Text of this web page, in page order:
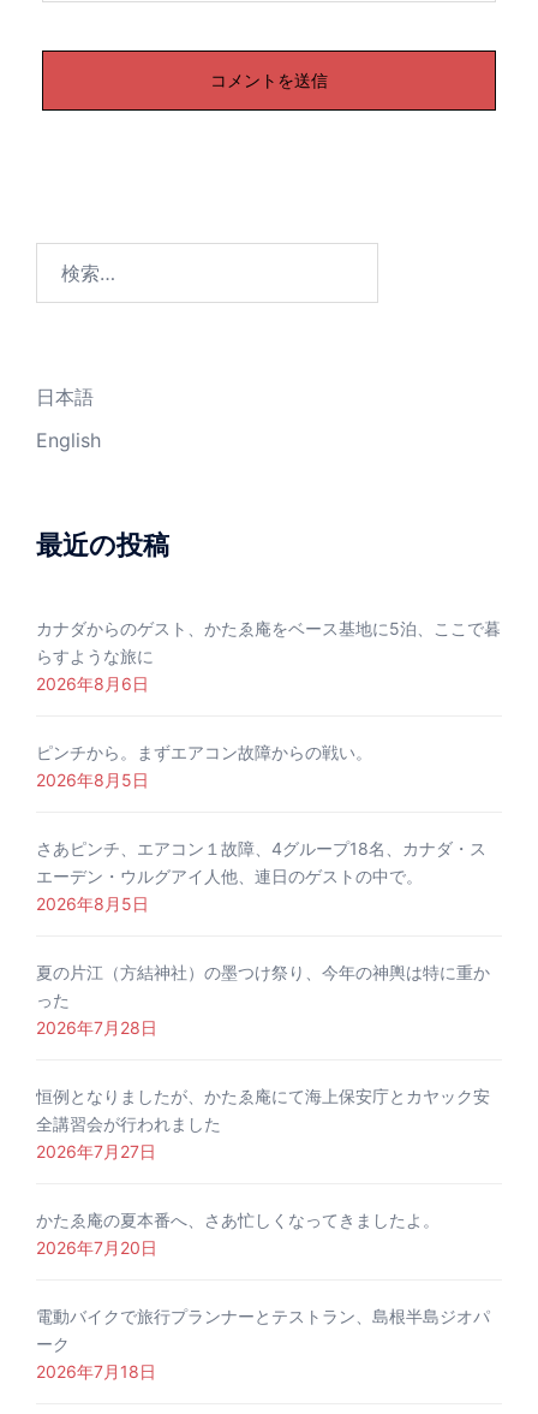
日本語
English
最近の投稿
カナダからのゲスト、かたゑ庵をベース基地に5泊、ここで暮
らすような旅に
2026年8月6日
ピンチから。まずエアコン故障からの戦い。
2026年8月5日
さあピンチ、エアコン１故障、4グループ18名、カナダ・ス
エーデン・ウルグアイ人他、連日のゲストの中で。
2026年8月5日
夏の片江（方結神社）の墨つけ祭り、今年の神輿は特に重か
った
2026年7月28日
恒例となりましたが、かたゑ庵にて海上保安庁とカヤック安
全講習会が行われました
2026年7月27日
かたゑ庵の夏本番へ、さあ忙しくなってきましたよ。
2026年7月20日
電動バイクで旅行プランナーとテストラン、島根半島ジオパ
ーク
2026年7月18日